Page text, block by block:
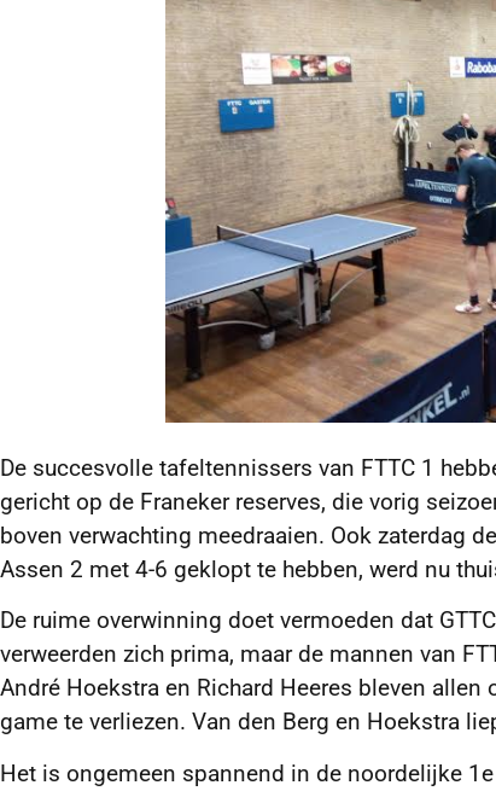
De succesvolle tafeltennissers van FTTC 1
gericht op de Franeker reserves, die vorig
boven verwachting meedraaien. Ook zaterdag
Assen 2 met 4-6 geklopt te hebben, werd nu
De ruime overwinning doet vermoeden dat
verweerden zich prima, maar de mannen van
André Hoekstra en Richard Heeres bleven
game te verliezen. Van den Berg en Hoekstra
Het is ongemeen spannend in de noordelijke